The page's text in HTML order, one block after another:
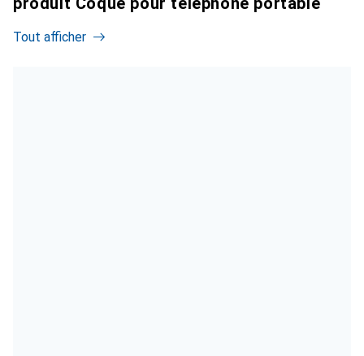
Tout afficher